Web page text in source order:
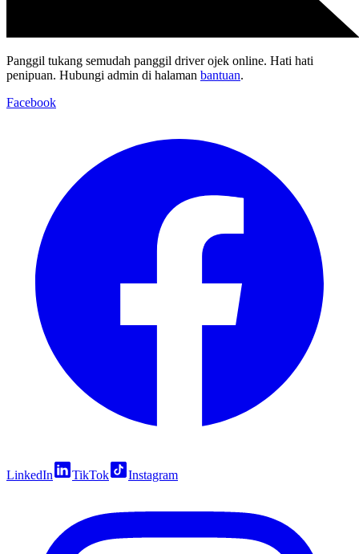
Panggil tukang semudah panggil driver ojek online. Hati hati
penipuan. Hubungi admin di halaman bantuan.
Facebook
LinkedIn TikTok Instagram